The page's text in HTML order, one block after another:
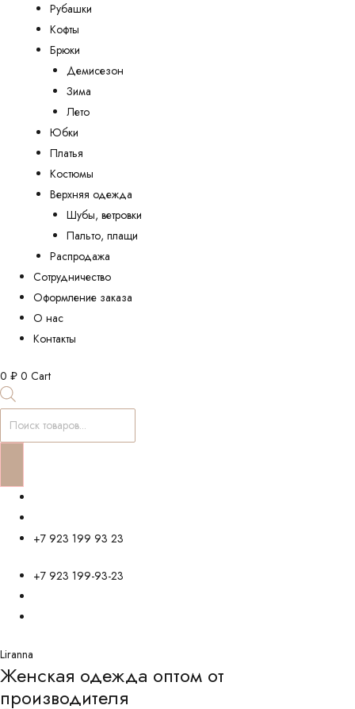
Рубашки
Кофты
Брюки
Демисезон
Зима
Лето
Юбки
Платья
Костюмы
Верхняя одежда
Шубы, ветровки
Пальто, плащи
Распродажа
Сотрудничество
Оформление заказа
О нас
Контакты
0 ₽ 0 Cart
Поиск
товаров
+7 923 199 93 23
+7 923 199-93-23
Liranna
Женская одежда оптом от
производителя